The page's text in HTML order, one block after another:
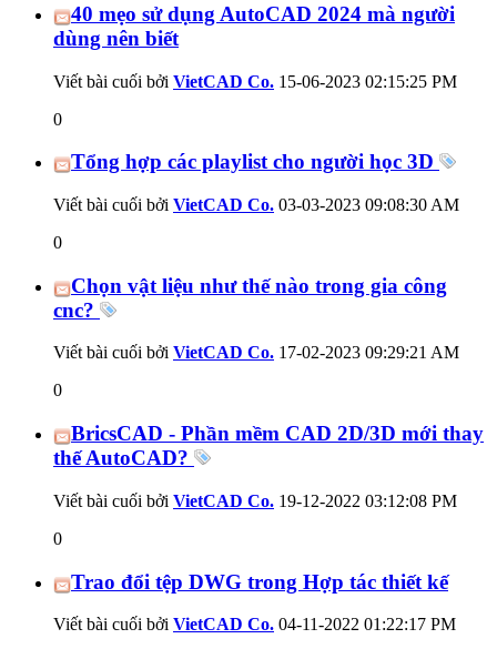
40 mẹo sử dụng AutoCAD 2024 mà người
dùng nên biết
Viết bài cuối bởi VietCAD Co. 15-06-2023 02:15:25 PM
0
Tổng hợp các playlist cho người học 3D
Viết bài cuối bởi VietCAD Co. 03-03-2023 09:08:30 AM
0
Chọn vật liệu như thế nào trong gia công
cnc?
Viết bài cuối bởi VietCAD Co. 17-02-2023 09:29:21 AM
0
BricsCAD - Phần mềm CAD 2D/3D mới thay
thế AutoCAD?
Viết bài cuối bởi VietCAD Co. 19-12-2022 03:12:08 PM
0
Trao đổi tệp DWG trong Hợp tác thiết kế
Viết bài cuối bởi VietCAD Co. 04-11-2022 01:22:17 PM